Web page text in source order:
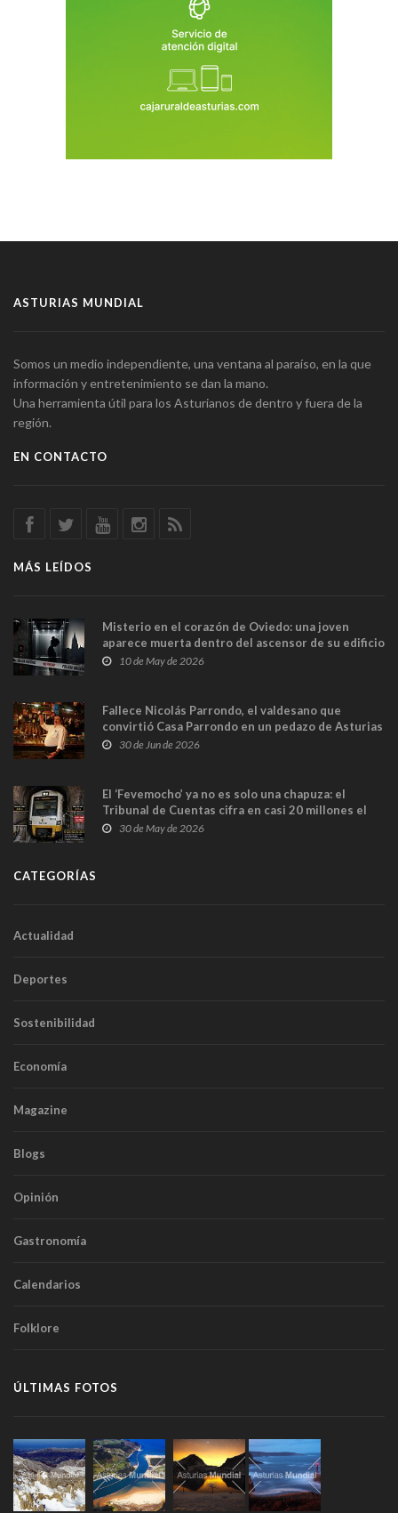
ASTURIAS MUNDIAL
Somos un medio independiente, una ventana al paraíso, en la que
información y entretenimiento se dan la mano.
Una herramienta útil para los Asturianos de dentro y fuera de la
región.
EN CONTACTO
MÁS LEÍDOS
Misterio en el corazón de Oviedo: una joven
aparece muerta dentro del ascensor de su edificio
y las cámaras captan sus últimos minutos
10 de May de 2026
Fallece Nicolás Parrondo, el valdesano que
convirtió Casa Parrondo en un pedazo de Asturias
en Madrid
30 de Jun de 2026
El ‘Fevemocho’ ya no es solo una chapuza: el
Tribunal de Cuentas cifra en casi 20 millones el
sobrecoste de los trenes que no cabían por los
30 de May de 2026
CATEGORÍAS
Actualidad
Deportes
Sostenibilidad
Economía
Magazine
Blogs
Opinión
Gastronomía
Calendarios
Folklore
ÚLTIMAS FOTOS